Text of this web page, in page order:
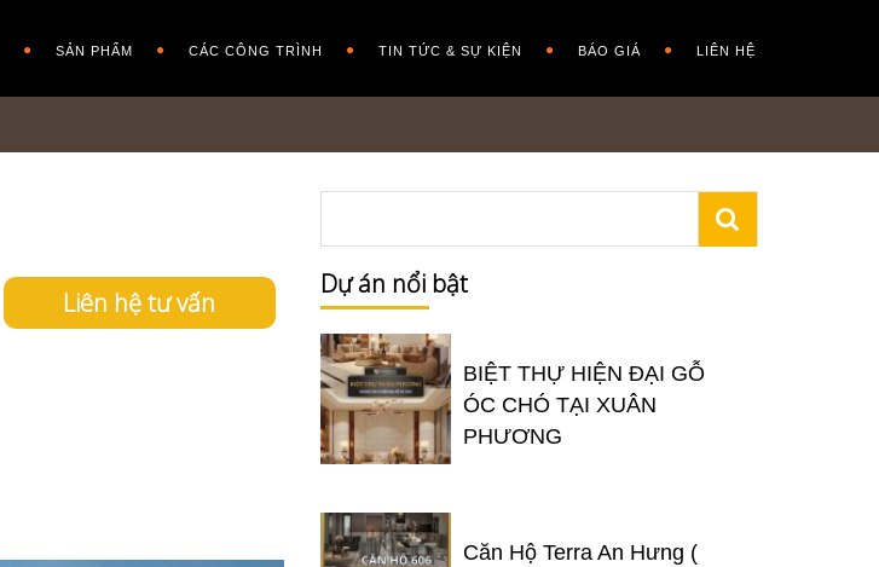
SẢN PHẨM CÁC CÔNG TRÌNH TIN TỨC & SỰ KIỆN BÁO GIÁ LIÊN HỆ
Liên hệ tư vấn
Dự án nổi bật
BIỆT THỰ HIỆN ĐẠI GỖ
ÓC CHÓ TẠI XUÂN
PHƯƠNG
Căn Hộ Terra An Hưng (